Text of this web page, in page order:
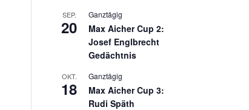
SEP.
20
Ganztägig
Max Aicher Cup 2:
Josef Englbrecht
Gedächtnis
OKT.
18
Ganztägig
Max Aicher Cup 3:
Rudi Späth